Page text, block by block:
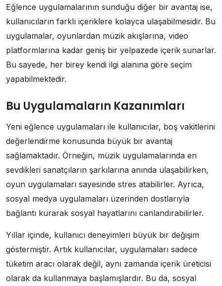
Eğlence uygulamalarının sunduğu diğer bir avantaj ise,
kullanıcıların farklı içeriklere kolayca ulaşabilmesidir. Bu
uygulamalar, oyunlardan müzik akışlarına, video
platformlarına kadar geniş bir yelpazede içerik sunarlar.
Bu sayede, her birey kendi ilgi alanına göre seçim
yapabilmektedir.
Bu Uygulamaların Kazanımları
Yeni eğlence uygulamaları ile kullanıcılar, boş vakitlerini
değerlendirme konusunda büyük bir avantaj
sağlamaktadır. Örneğin, müzik uygulamalarında en
sevdikleri sanatçıların şarkılarına anında ulaşabilirken,
oyun uygulamaları sayesinde stres atabilirler. Ayrıca,
sosyal medya uygulamaları üzerinden dostlarıyla
bağlantı kurarak sosyal hayatlarını canlandırabilirler.
Yıllar içinde, kullanıcı deneyimleri büyük bir değişim
göstermiştir. Artık kullanıcılar, uygulamaları sadece
tüketim aracı olarak değil, aynı zamanda içerik üreticisi
olarak da kullanmaya başlamışlardır. Bu da, sosyal